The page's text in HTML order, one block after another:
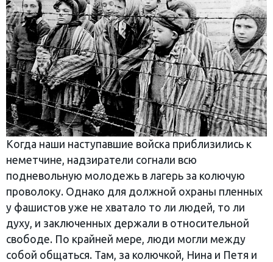
Когда наши наступавшие войска приблизились к
неметчине, надзиратели согнали всю
подневольную молодежь в лагерь за колючую
проволоку. Однако для должной охраны пленных
у фашистов уже не хватало то ли людей, то ли
духу, и заключенных держали в относительной
свободе. По крайней мере, люди могли между
собой общаться. Там, за колючкой, Нина и Петя и